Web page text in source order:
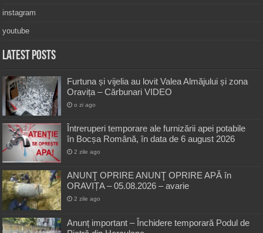
instagram
youtube
Latest Posts
Furtuna și vijelia au lovit Valea Almăjului și zona
Oravița – Cărbunari VIDEO
o zi ago
Întreruperi temporare ale furnizării apei potabile
în Bocșa Română, în data de 6 august 2026
2 zile ago
ANUNŢ OPRIRE ANUNŢ OPRIRE APĂ în
ORAVIȚA – 05.08.2026 – avarie
2 zile ago
Anunț important – Închidere temporară Podul de